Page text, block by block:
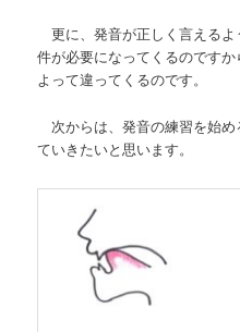
更に、発音が正しく言える
件が必要になってくるのです
よって違ってくるのです。
次からは、発音の練習を始
ていきたいと思います。